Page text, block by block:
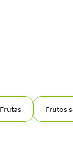
Frutas Frutos